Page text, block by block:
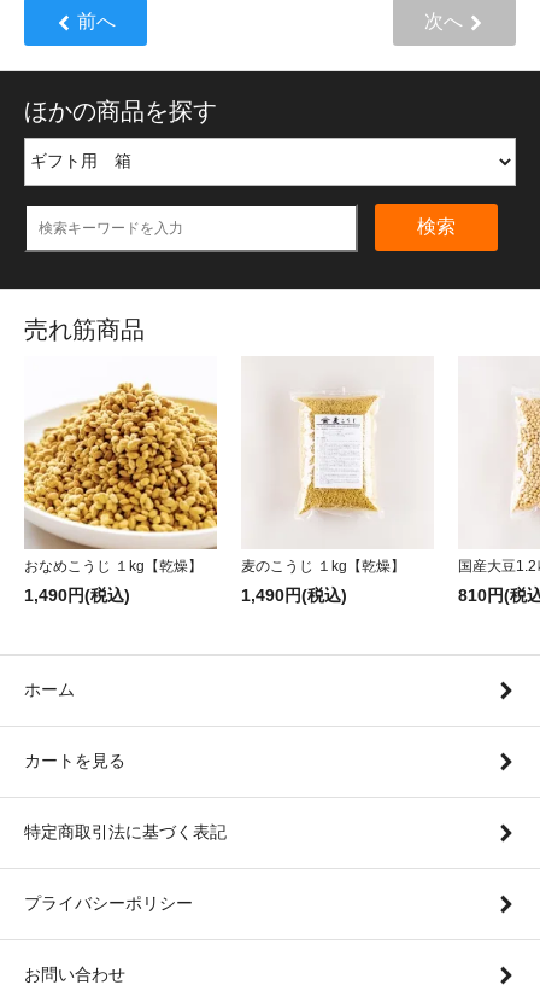
前へ 次へ
ほかの商品を探す
検索
売れ筋商品
おなめこうじ １kg【乾燥】
1,490円(税込)
麦のこうじ １kg【乾燥】
1,490円(税込)
国産大豆1.2
810円(税
ホーム
カートを見る
特定商取引法に基づく表記
プライバシーポリシー
お問い合わせ